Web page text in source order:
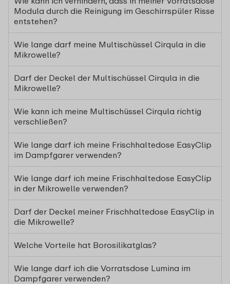
Modula durch die Reinigung im Geschirrspüler Risse
entstehen?
Wie lange darf meine Multischüssel Cirqula in die
Mikrowelle?
Darf der Deckel der Multischüssel Cirqula in die
Mikrowelle?
Wie kann ich meine Multischüssel Cirqula richtig
verschließen?
Wie lange darf ich meine Frischhaltedose EasyClip
im Dampfgarer verwenden?
Wie lange darf ich meine Frischhaltedose EasyClip
in der Mikrowelle verwenden?
Darf der Deckel meiner Frischhaltedose EasyClip in
die Mikrowelle?
Welche Vorteile hat Borosilikatglas?
Wie lange darf ich die Vorratsdose Lumina im
Dampfgarer verwenden?